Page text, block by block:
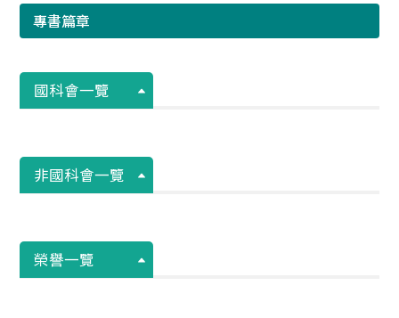
專書篇章
國科會一覽
非國科會一覽
榮譽一覽